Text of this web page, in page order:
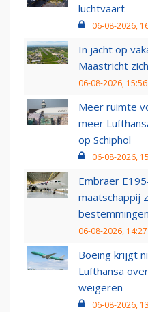
luchtvaart
06-08-2026,
In jacht op
Maastricht
06-08-2026, 15:56
Meer ruimte
meer
op Schiphol
06-08-2026,
Embraer
maatschappij
bestemmingen
06-08-2026, 14:27
Boeing krijgt
Lufthansa
weigeren
06-08-2026,